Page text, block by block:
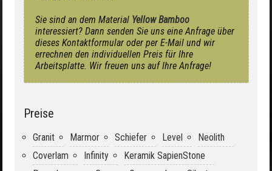
Sie sind an dem Material Yellow Bamboo
interessiert? Dann senden Sie uns eine Anfrage über
dieses Kontaktformular oder per E-Mail und wir
errechnen den individuellen Preis für Ihre
Arbeitsplatte. Wir freuen uns auf Ihre Anfrage!
Preise
Granit Marmor Schiefer Level
Neolith
Coverlam
Infinity
Keramik SapienStone